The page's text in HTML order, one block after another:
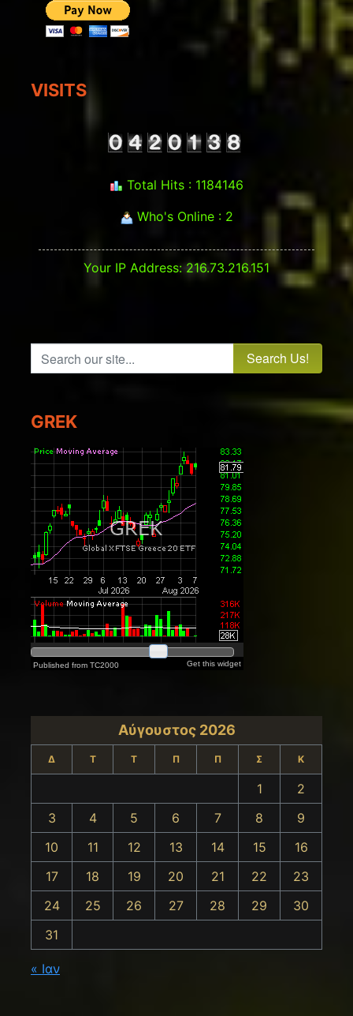
VISITS
Total Hits : 1184146
Who's Online : 2
Your IP Address: 216.73.216.151
Search our site...
GREK
Αύγουστος 2026
Δ Τ Τ Π Π Σ Κ
1
2
3
4 5 6 7 8
9
10
11 12 13 14 15
16
17
18 19 20 21 22
23
24
25 26 27 28 29
30
31
« Ιαν